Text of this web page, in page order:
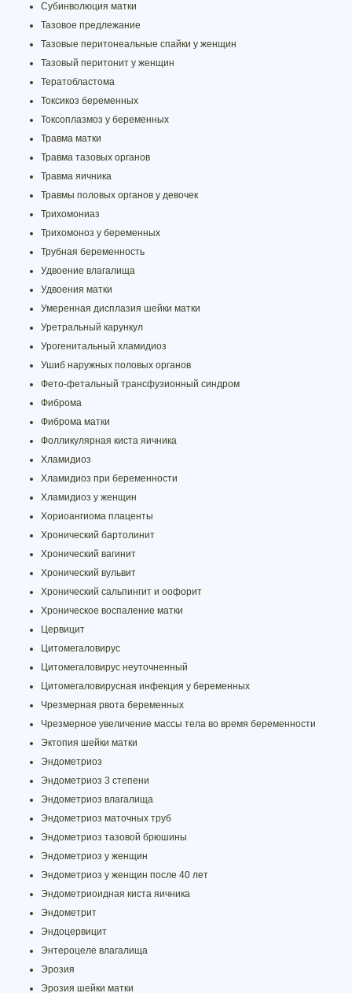
Субинволюция матки
Тазовое предлежание
Тазовые перитонеальные спайки у женщин
Тазовый перитонит у женщин
Тератобластома
Токсикоз беременных
Токсоплазмоз у беременных
Травма матки
Травма тазовых органов
Травма яичника
Травмы половых органов у девочек
Трихомониаз
Трихомоноз у беременных
Трубная беременность
Удвоение влагалища
Удвоения матки
Умеренная дисплазия шейки матки
Уретральный карункул
Урогенитальный хламидиоз
Ушиб наружных половых органов
Фето-фетальный трансфузионный синдром
Фиброма
Фиброма матки
Фолликулярная киста яичника
Хламидиоз
Хламидиоз при беременности
Хламидиоз у женщин
Хориоангиома плаценты
Хронический бартолинит
Хронический вагинит
Хронический вульвит
Хронический сальпингит и оофорит
Хроническое воспаление матки
Цервицит
Цитомегаловирус
Цитомегаловирус неуточненный
Цитомегаловирусная инфекция у беременных
Чрезмерная рвота беременных
Чрезмерное увеличение массы тела во время беременности
Эктопия шейки матки
Эндометриоз
Эндометриоз 3 степени
Эндометриоз влагалища
Эндометриоз маточных труб
Эндометриоз тазовой брюшины
Эндометриоз у женщин
Эндометриоз у женщин после 40 лет
Эндометриоидная киста яичника
Эндометрит
Эндоцервицит
Энтероцеле влагалища
Эрозия
Эрозия шейки матки